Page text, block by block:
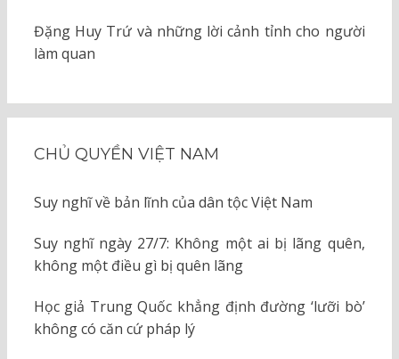
Đặng Huy Trứ và những lời cảnh tỉnh cho người
làm quan
CHỦ QUYỀN VIỆT NAM
Suy nghĩ về bản lĩnh của dân tộc Việt Nam
Suy nghĩ ngày 27/7: Không một ai bị lãng quên,
không một điều gì bị quên lãng
Học giả Trung Quốc khẳng định đường ‘lưỡi bò’
không có căn cứ pháp lý